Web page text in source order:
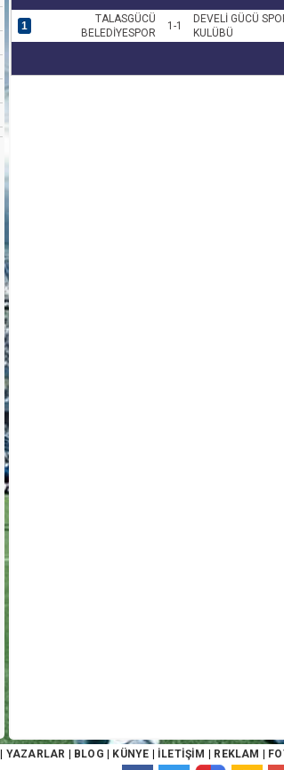
1
TALASGÜCÜ
BELEDİYESPOR
1-1
DEVELİ GÜCÜ
KULÜBÜ
YAZARLAR BLOG KÜNYE İLETİŞİM REKLAM